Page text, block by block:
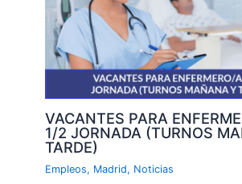
VACANTES PARA
1/2 JORNADA (TURNOS
TARDE)
Empleos, Madrid, Noticias